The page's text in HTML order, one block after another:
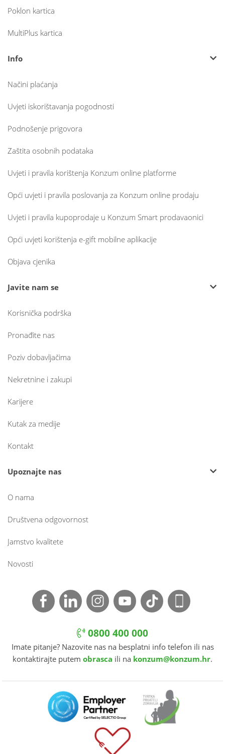
Poklon kartica
MultiPlus kartica
Info
Načini plaćanja
Uvjeti iskorištavanja pogodnosti
Podnošenje prigovora
Zaštita osobnih podataka
Uvjeti i pravila korištenja Konzum online platforme
Opći uvjeti i pravila poslovanja za Konzum online prodaju
Uvjeti i pravila kupoprodaje u Konzum Smart prodavaonici
Opći uvjeti korištenja e-gift mobilne aplikacije
Objava cjenika
Javite nam se
Korisnička podrška
Pronađite nas
Poziv dobavljačima
Nekretnine i zakupi
Karijere
Kutak za medije
Kontakt
Upoznajte nas
O nama
Društvena odgovornost
Jamstvo kvalitete
Novosti
0800 400 000
Imate pitanje? Nazovite nas na besplatni info telefon ili nas
kontaktirajte putem obrasca ili na konzum@konzum.hr.